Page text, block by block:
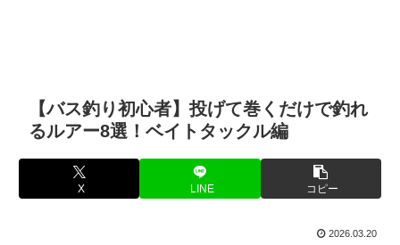
【バス釣り初心者】投げて巻くだけで釣れ
るルアー8選！ベイトタックル編
X LINE コピー
2026.03.20